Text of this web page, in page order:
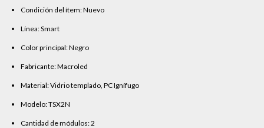
Condición del ítem: Nuevo
Línea: Smart
Color principal: Negro
Fabricante: Macroled
Material: Vidrio templado, PC Ignífugo
Modelo: TSX2N
Cantidad de módulos: 2